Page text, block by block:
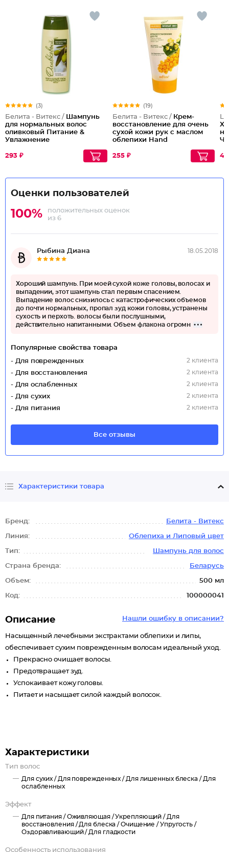
(3)
Белита - Витекс / Шампунь
для нормальных волос
оливковый Питание &
Увлажнение
293 ₽
(19)
Белита - Витекс / Крем-
восстановление для очень
сухой кожи рук с маслом
облепихи Hand
and Dry Very Skin
255 ₽
Оценки пользователей
100%
положительных оценок
из 6
Рыбина Диана 18.05.2018
Хороший шампунь. При моей сухой коже головы, волосах и
выпадении, этот шампунь стал первым спасением.
Выпадение волос снизилось с катастрофических объемов
до почти нормальных, пропал зуд кожи головы, устранены
сухость и перхоть. волосы были послушными,
действительно напитанными. Объем флакона огромн
Популярные свойства товара
- Для поврежденных
2 клиента
- Для восстановления 2 клиента
- Для ослабленных 2 клиента
- Для сухих 2 клиента
- Для питания 2 клиента
Все отзывы
Характеристики товара
Бренд: Белита - Витекс
Линия: Облепиха и Липовый цвет
Тип: Шампунь для волос
Страна бренда: Беларусь
Объем: 500 мл
Код: 100000041
Нашли ошибку в описании?
Описание
Насыщенный лечебными экстрактами облепихи и липы,
обеспечивает сухим поврежденным волосам идеальный уход.
Прекрасно очищает волосы.
Предотвращает зуд.
Успокаивает кожу головы.
Питает и насыщает силой каждый волосок.
Характеристики
Тип волос
Для сухих / Для поврежденных / Для лишенных блеска / Для
ослабленных
Эффект
Для питания /Оживляющая /Укрепляющий / Для
восстановления /Для блеска /Очищение /Упругость /
Оздоравливающий / Для гладкости
Особенность использования